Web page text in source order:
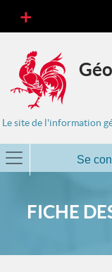
Le site de l'information
Se
FICHE